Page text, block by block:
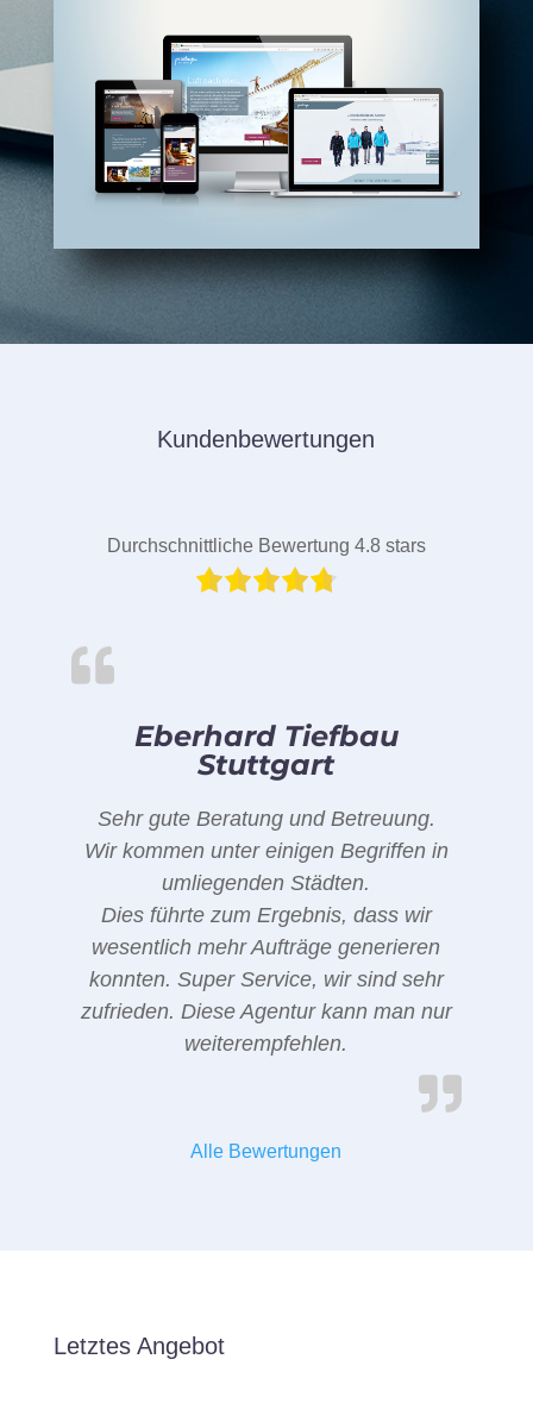
Kundenbewertungen
Durchschnittliche Bewertung 4.8 stars
Eberhard Tiefbau
Stuttgart
Sehr gute Beratung und Betreuung.
Wir kommen unter einigen Begriffen in
umliegenden Städten.
Dies führte zum Ergebnis, dass wir
wesentlich mehr Aufträge generieren
konnten. Super Service, wir sind sehr
zufrieden. Diese Agentur kann man nur
weiterempfehlen.
Alle Bewertungen
Letztes Angebot